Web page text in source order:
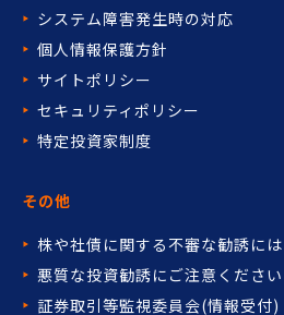
システム障害発生時の対応
個人情報保護方針
サイトポリシー
セキュリティポリシー
特定投資家制度
その他
株や社債に関する不審な勧誘には
悪質な投資勧誘にご注意ください
証券取引等監視委員会(情報受付)